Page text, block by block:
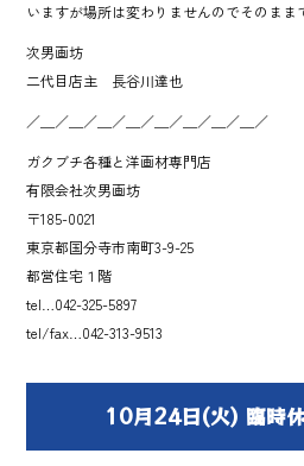
いますが場所は変わりませんのでそのま
次男画坊
二代目店主 長谷川達也
／＿／＿／＿／＿／＿／＿／＿／＿／
ガクブチ各種と洋画材専門店
有限会社次男画坊
〒185-0021
東京都国分寺市南町3-9-25
都営住宅１階
tel…042-325-5897
tel/fax…042-313-9513
10月24日(火) 臨時